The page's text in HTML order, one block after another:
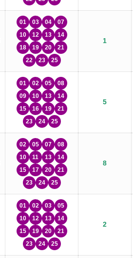
01 03 04
07
10
12 13
14
18
19 20
21
22
23 25
1
01 02 05
08
09
10 13
14
15
16 19
21
23
24 25
5
02 05 07
08
10
11 13
14
15
17 20
21
23
24 25
8
01 02 03
05
10
12 13
14
15
19 20
21
23
24 25
2